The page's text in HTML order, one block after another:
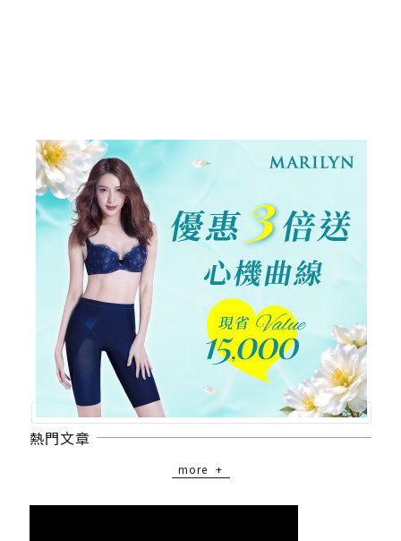
熱門文章
more